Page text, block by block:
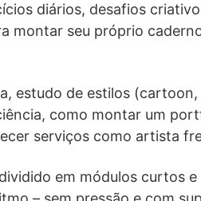
diários, desafios
montar seu próprio
estudo de estilos (cartoon,
como montar um
serviços como artista
em módulos curtos